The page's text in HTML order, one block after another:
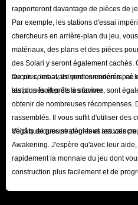
rapporteront davantage de pièces de
Par exemple, les stations d'essai
chercheurs en arrière-plan du jeu,
matériaux, des plans et des pièces
des Solari y seront également cachés.
aucun combat, ils sont considérés par
les plus faciles de les farmer.
De plus, les avant-postes ennemis, où
stationnés et prêts à survivre, sont
obtenir de nombreuses récompenses.
rassemblés. Il vous suffit d'utiliser des
dégâts de groupe pour tous les
Voici quelques stratégies et astuces
Awakening. J'espère qu'avec leur
rapidement la monnaie du jeu dont
construction plus facilement et de